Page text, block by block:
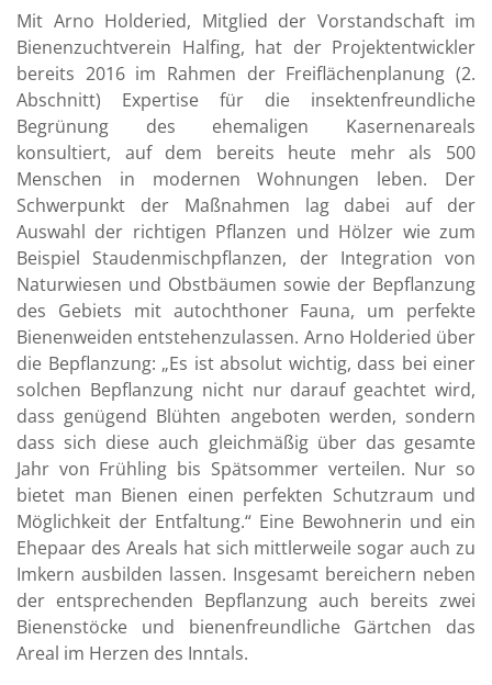
Mit Arno Holderied, Mitglied der Vorstandschaft im
Bienenzuchtverein Halfing, hat der Projektentwickler
bereits 2016 im Rahmen der Freiflächenplanung (2.
Abschnitt) Expertise für die insektenfreundliche
Begrünung des ehemaligen Kasernenareals
konsultiert, auf dem bereits heute mehr als 500
Menschen in modernen Wohnungen leben. Der
Schwerpunkt der Maßnahmen lag dabei auf der
Auswahl der richtigen Pflanzen und Hölzer wie zum
Beispiel Staudenmischpflanzen, der Integration von
Naturwiesen und Obstbäumen sowie der Bepflanzung
des Gebiets mit autochthoner Fauna, um perfekte
Bienenweiden entstehenzulassen. Arno Holderied über
die Bepflanzung: „Es ist absolut wichtig, dass bei einer
solchen Bepflanzung nicht nur darauf geachtet wird,
dass genügend Blühten angeboten werden, sondern
dass sich diese auch gleichmäßig über das gesamte
Jahr von Frühling bis Spätsommer verteilen. Nur so
bietet man Bienen einen perfekten Schutzraum und
Möglichkeit der Entfaltung.“ Eine Bewohnerin und ein
Ehepaar des Areals hat sich mittlerweile sogar auch zu
Imkern ausbilden lassen. Insgesamt bereichern neben
der entsprechenden Bepflanzung auch bereits zwei
Bienenstöcke und bienenfreundliche Gärtchen das
Areal im Herzen des Inntals.